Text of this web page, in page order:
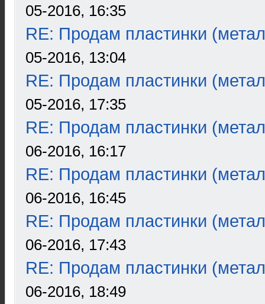
05-2016, 16:35
RE: Продам пластинки
05-2016, 13:04
RE: Продам пластинки
05-2016, 17:35
RE: Продам пластинки
06-2016, 16:17
RE: Продам пластинки
06-2016, 16:45
RE: Продам пластинки
06-2016, 17:43
RE: Продам пластинки
06-2016, 18:49